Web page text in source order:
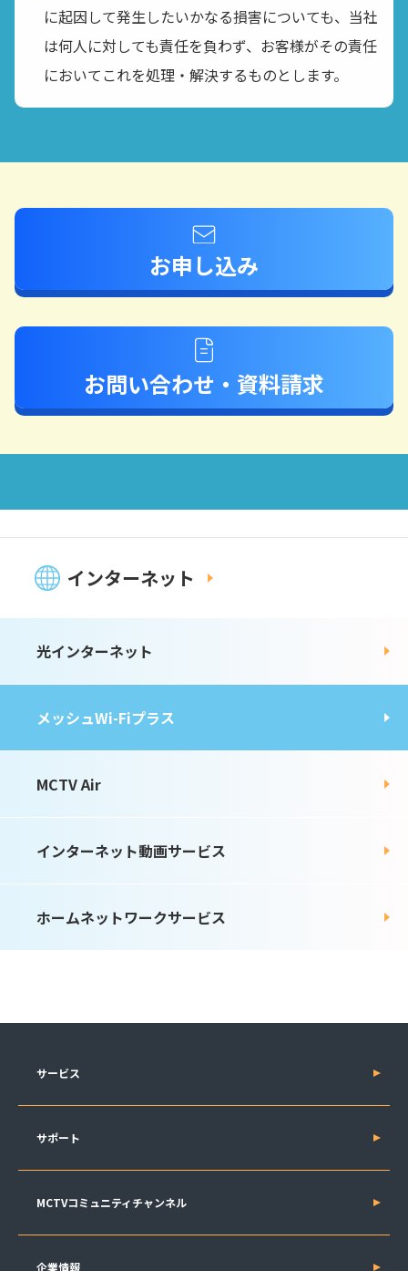
に起因して発生したいかなる損害についても、当社
は何人に対しても責任を負わず、お客様がその責任
においてこれを処理・解決するものとします。
お申し込み
お問い合わせ・資料請求
インターネット
光インターネット
メッシュWi-Fiプラス
MCTV Air
インターネット動画サービス
ホームネットワークサービス
サービス
サポート
MCTVコミュニティチャンネル
企業情報